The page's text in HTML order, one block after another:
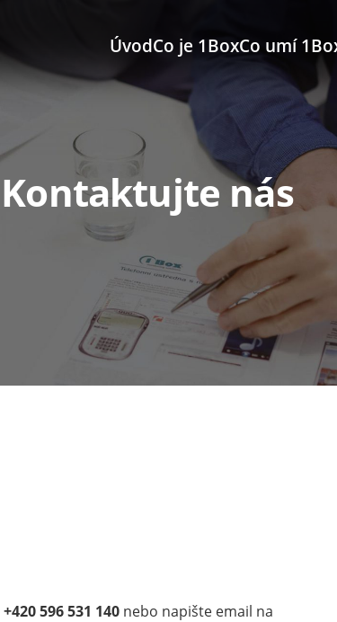
ÚvodCo je 1BoxCo umí
Kontaktujte nás
+420 596 531 140 nebo napište email na